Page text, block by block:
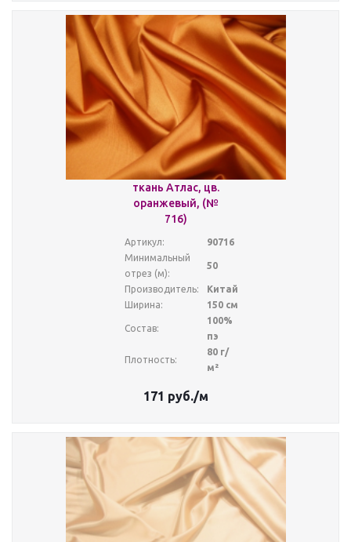
ткань Атлас, цв.
оранжевый, (№
716)
Артикул:
90716
Минимальный
отрез (м):
50
Производитель:
Китай
Ширина:
150 см
Состав:
100%
пэ
Плотность:
80 г/
м²
171 руб./м